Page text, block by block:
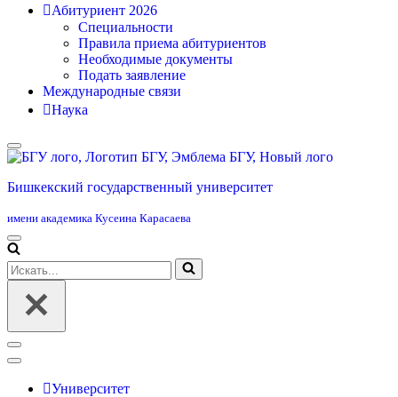
Абитуриент 2026
Специальности
Правила приема абитуриентов
Необходимые документы
Подать заявление
Международные связи
Наука
Бишкекский государственный университет
имени академика Кусеина Карасаева
Меню
навигации
Искать...
Меню
навигации
Университет